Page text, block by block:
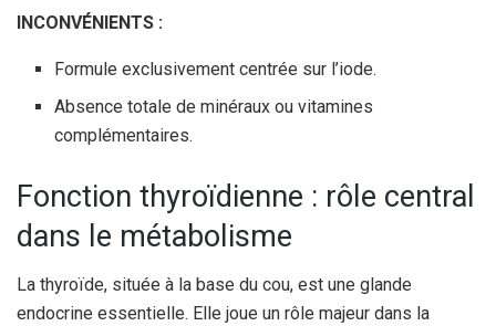
INCONVÉNIENTS :
Formule exclusivement centrée sur l’iode.
Absence totale de minéraux ou vitamines
complémentaires.
Fonction thyroïdienne : rôle central
dans le métabolisme
La thyroïde, située à la base du cou, est une glande
endocrine essentielle. Elle joue un rôle majeur dans la